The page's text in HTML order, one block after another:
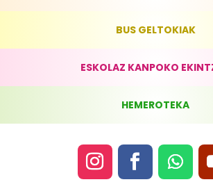
BUS GELTOKIAK
ESKOLAZ KANPOKO
HEMEROTEKA